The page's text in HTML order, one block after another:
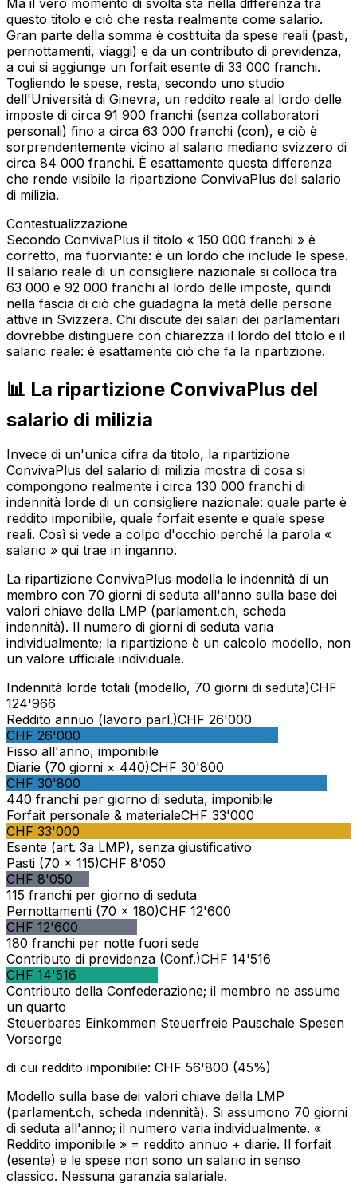
questo titolo e ciò che resta realmente come salario.
Gran parte della somma è costituita da spese reali (pasti,
pernottamenti, viaggi) e da un contributo di previdenza,
a cui si aggiunge un forfait esente di 33 000 franchi.
Togliendo le spese, resta, secondo uno studio
dell'Università di Ginevra, un reddito reale al lordo delle
imposte di circa 91 900 franchi (senza collaboratori
personali) fino a circa 63 000 franchi (con), e ciò è
sorprendentemente vicino al salario mediano svizzero di
circa 84 000 franchi. È esattamente questa differenza
che rende visibile la ripartizione ConvivaPlus del salario
di milizia.
Contestualizzazione
Secondo ConvivaPlus il titolo « 150 000 franchi » è
corretto, ma fuorviante: è un lordo che include le spese.
Il salario reale di un consigliere nazionale si colloca tra
63 000 e 92 000 franchi al lordo delle imposte, quindi
nella fascia di ciò che guadagna la metà delle persone
attive in Svizzera. Chi discute dei salari dei parlamentari
dovrebbe distinguere con chiarezza il lordo del titolo e il
salario reale: è esattamente ciò che fa la ripartizione.
📊 La ripartizione ConvivaPlus del
salario di milizia
Invece di un'unica cifra da titolo, la ripartizione
ConvivaPlus del salario di milizia mostra di cosa si
compongono realmente i circa 130 000 franchi di
indennità lorde di un consigliere nazionale: quale parte è
reddito imponibile, quale forfait esente e quale spese
reali. Così si vede a colpo d'occhio perché la parola «
salario » qui trae in inganno.
La ripartizione ConvivaPlus modella le indennità di un
membro con 70 giorni di seduta all'anno sulla base dei
valori chiave della LMP (parlament.ch, scheda
indennità). Il numero di giorni di seduta varia
individualmente; la ripartizione è un calcolo modello, non
un valore ufficiale individuale.
Indennità lorde totali (modello, 70 giorni di seduta)CHF
124'966
Reddito annuo (lavoro parl.)CHF 26'000
CHF 26'000
Fisso all'anno, imponibile
Diarie (70 giorni × 440)CHF 30'800
CHF 30'800
440 franchi per giorno di seduta, imponibile
Forfait personale & materialeCHF 33'000
CHF 33'000
Esente (art. 3a LMP), senza giustificativo
Pasti (70 × 115)CHF 8'050
CHF 8'050
115 franchi per giorno di seduta
Pernottamenti (70 × 180)CHF 12'600
CHF 12'600
180 franchi per notte fuori sede
Contributo di previdenza (Conf.)CHF 14'516
CHF 14'516
Contributo della Confederazione; il membro ne assume
un quarto
Steuerbares Einkommen Steuerfreie Pauschale Spesen
Vorsorge
di cui reddito imponibile: CHF 56'800 (45%)
Modello sulla base dei valori chiave della LMP
(parlament.ch, scheda indennità). Si assumono 70 giorni
di seduta all'anno; il numero varia individualmente. «
Reddito imponibile » = reddito annuo + diarie. Il forfait
(esente) e le spese non sono un salario in senso
classico. Nessuna garanzia salariale.